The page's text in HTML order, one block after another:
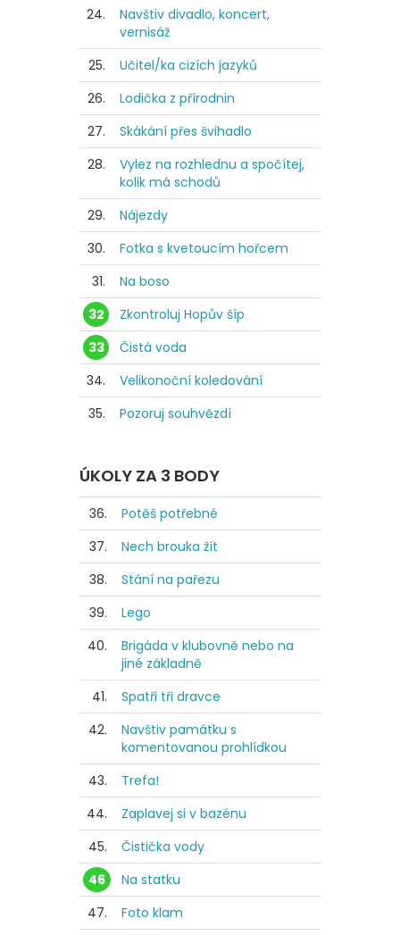
24.
Navštiv divadlo, koncert,
vernisáž
25.
Učitel/ka cizích jazyků
26.
Lodička z přírodnin
27.
Skákání přes švihadlo
28.
Vylez na rozhlednu a spočítej,
kolik má schodů
29.
Nájezdy
30.
Fotka s kvetoucím hořcem
31.
Na boso
32
Zkontroluj Hopův šíp
33
Čistá voda
34.
Velikonoční koledování
35.
Pozoruj souhvězdí
ÚKOLY ZA 3 BODY
36.
Potěš potřebné
37.
Nech brouka žít
38.
Stání na pařezu
39.
Lego
40.
Brigáda v klubovně nebo na
jiné základně
41.
Spatři tři dravce
42.
Navštiv památku s
komentovanou prohlídkou
43.
Trefa!
44.
Zaplavej si v bazénu
45.
Čistička vody
46
Na statku
47.
Foto klam